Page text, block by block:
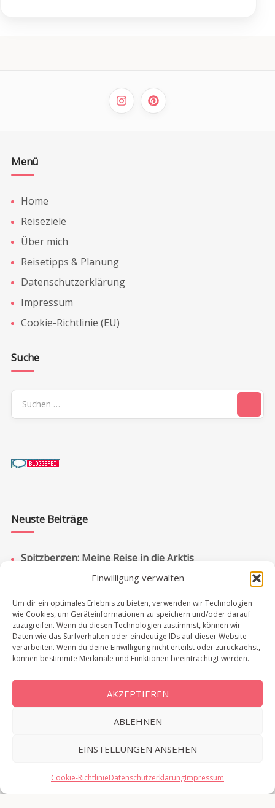
Einwilligung verwalten
Um dir ein optimales Erlebnis zu bieten, verwenden wir Technologien
wie Cookies, um Geräteinformationen zu speichern und/oder darauf
zuzugreifen. Wenn du diesen Technologien zustimmst, können wir
Daten wie das Surfverhalten oder eindeutige IDs auf dieser Website
verarbeiten. Wenn du deine Einwilligung nicht erteilst oder zurückziehst,
können bestimmte Merkmale und Funktionen beeinträchtigt werden.
AKZEPTIEREN
ABLEHNEN
EINSTELLUNGEN ANSEHEN
Cookie-RichtlinieDatenschutzerklärungImpressum
Menü
Home
Reiseziele
Über mich
Reisetipps & Planung
Datenschutzerklärung
Impressum
Cookie-Richtlinie (EU)
Suche
Suchen
nach:
Neuste Beiträge
Spitzbergen: Meine Reise in die Arktis
Bootstour auf Spitzbergen: Eisbären, Packeis &
Spitzbergen: Bootstour zur russischen Siedlung
Barentsburg
Chobe Nationalpark: Lohnt sich ein Tagesausflug?
© 2026 Ipackedmybackpack.de | Außergewöhnliche Reiseziele &